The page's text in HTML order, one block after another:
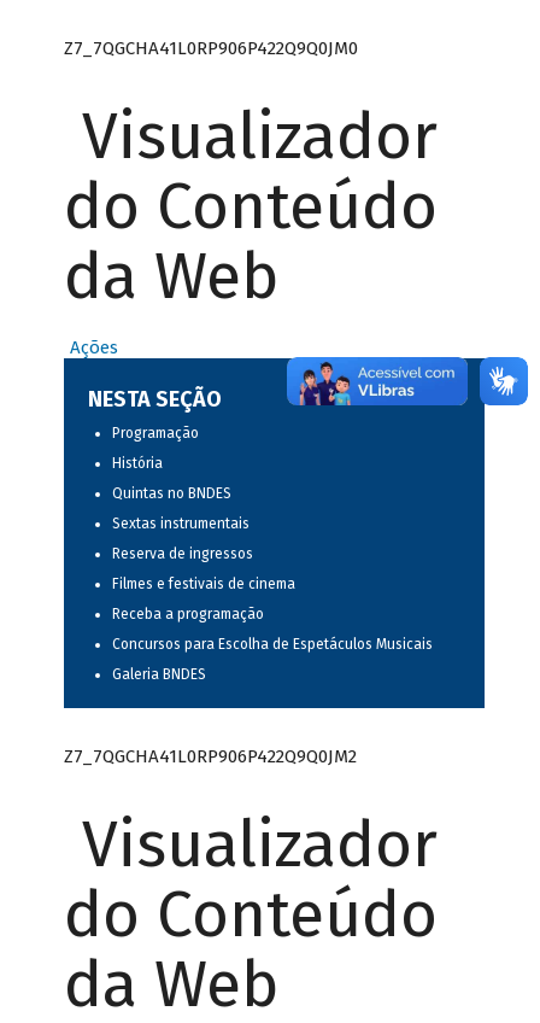
Z7_7QGCHA41L0RP906P422Q9Q0JM0
Visualizador
do Conteúdo
da Web
Ações
NESTA SEÇÃO
Programação
História
Quintas no BNDES
Sextas instrumentais
Reserva de ingressos
Filmes e festivais de cinema
Receba a programação
Concursos para Escolha de Espetáculos Musicais
Galeria BNDES
Z7_7QGCHA41L0RP906P422Q9Q0JM2
Visualizador
do Conteúdo
da Web